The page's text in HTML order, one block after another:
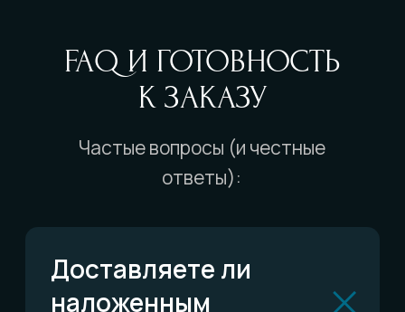
Есть ли гарантия?
Можно ли обменять
стоит?